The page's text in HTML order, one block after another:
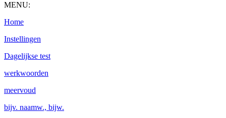
MENU:
Home
Instellingen
Dagelijkse test
werkwoorden
meervoud
bijv. naamw., bijw.